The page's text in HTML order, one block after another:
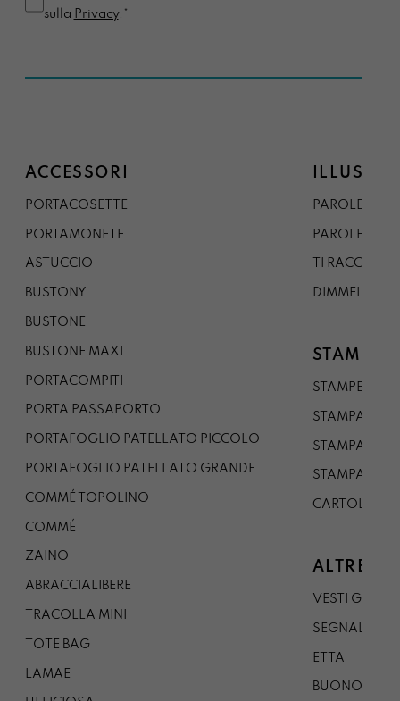
sulla Privacy.*
ACCESSORI
PORTACOSETTE
PORTAMONETE
ASTUCCIO
BUSTONY
BUSTONE
BUSTONE MAXI
PORTACOMPITI
PORTA PASSAPORTO
PORTAFOGLIO PATELLATO PICCOLO
PORTAFOGLIO PATELLATO GRANDE
COMMÉ TOPOLINO
COMMÉ
ZAINO
ABRACCIALIBERE
TRACOLLA MINI
TOTE BAG
LAMAE
PAROLE DAL
PAROLE DA
TI
DIMMELO
STAMPE
STAMPE A5
STAMPA A3
STAMPA A1
STAMPA A0
CARTOLINA
ALTRE
VESTI
SEGNALIBRO
ETTA
BUONO